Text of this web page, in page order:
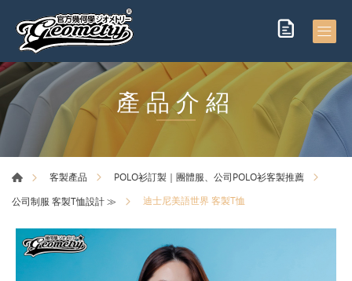
產品介紹
客製產品
POLO衫訂製｜團體服、公司POLO衫客製推薦
公司制服 客製T恤設計 ≫
迪士尼美語世界 客製T恤